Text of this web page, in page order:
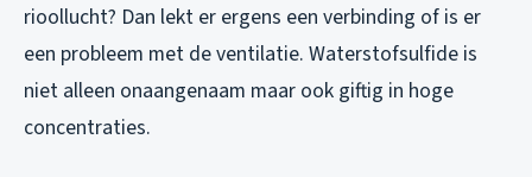
rioollucht? Dan lekt er ergens een verbinding of is er
een probleem met de ventilatie. Waterstofsulfide is
niet alleen onaangenaam maar ook giftig in hoge
concentraties.